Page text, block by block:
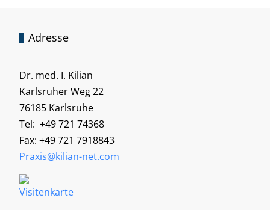
Adresse
Dr. med. I. Kilian
Karlsruher Weg 22
76185 Karlsruhe
Tel: +49 721 74368
Fax: +49 721 7918843
Praxis@kilian-net.com